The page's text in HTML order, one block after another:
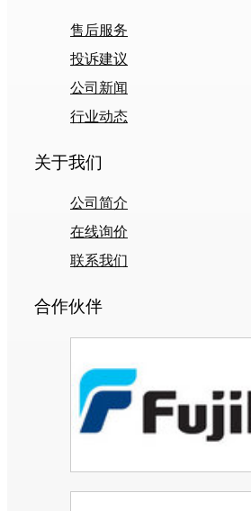
售后服务
投诉建议
公司新闻
行业动态
关于我们
公司简介
在线询价
联系我们
合作伙伴